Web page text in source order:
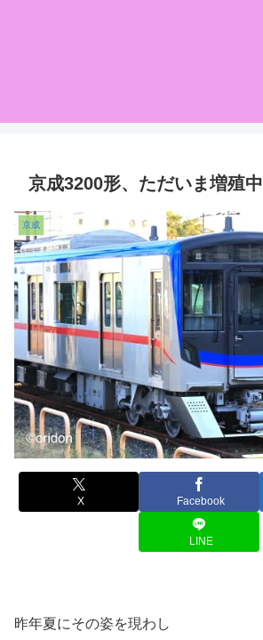
京成3200形、ただいま増殖中
京成
X Facebook
LINE
昨年夏にその姿を現わし